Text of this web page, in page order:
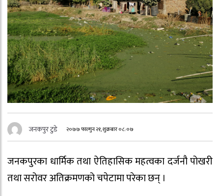
जनकपुर टुडे २०७७ फाल्गुन २१, शुक्रबार ०८:०७
जनकपुरका धार्मिक तथा ऐतिहासिक महत्वका दर्जनौ पोखरी
तथा सरोवर अतिक्रमणको चपेटामा परेका छन् ।